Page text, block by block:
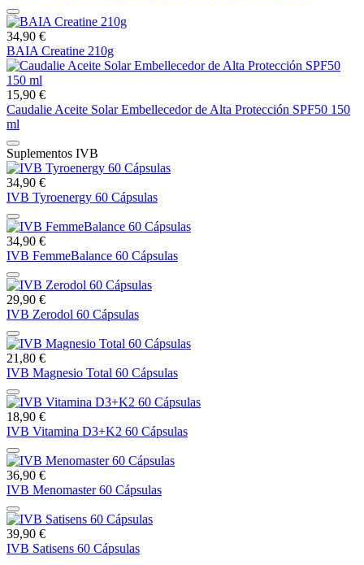
34,90 €
BAIA Creatine 210g
15,90 €
Caudalie Aceite Solar Embellecedor de Alta Protección SPF50 150
ml
Suplementos IVB
34,90 €
IVB Tyroenergy 60 Cápsulas
34,90 €
IVB FemmeBalance 60 Cápsulas
29,90 €
IVB Zerodol 60 Cápsulas
21,80 €
IVB Magnesio Total 60 Cápsulas
18,90 €
IVB Vitamina D3+K2 60 Cápsulas
36,90 €
IVB Menomaster 60 Cápsulas
39,90 €
IVB Satisens 60 Cápsulas